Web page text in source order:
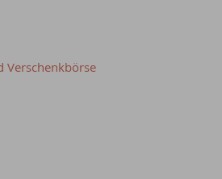
Verschenkbörse